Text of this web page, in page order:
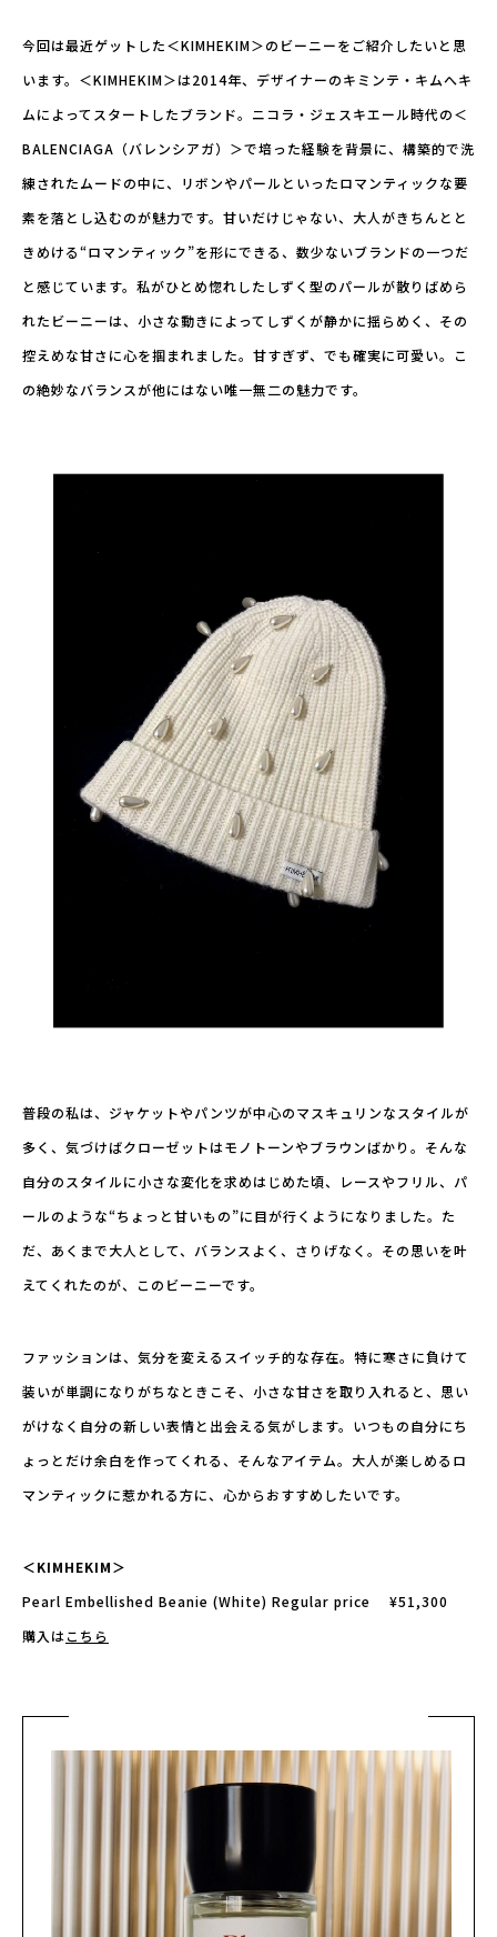
今回は最近ゲットした＜KIMHEKIM＞のビーニーをご紹介したいと思
います。＜KIMHEKIM＞は2014年、デザイナーのキミンテ・キムへキ
ムによってスタートしたブランド。ニコラ・ジェスキエール時代の＜
BALENCIAGA（バレンシアガ）＞で培った経験を背景に、構築的で洗
練されたムードの中に、リボンやパールといったロマンティックな要
素を落とし込むのが魅力です。甘いだけじゃない、大人がきちんとと
きめける“ロマンティック”を形にできる、数少ないブランドの一つだ
と感じています。私がひとめ惚れしたしずく型のパールが散りばめら
れたビーニーは、小さな動きによってしずくが静かに揺らめく、その
控えめな甘さに心を掴まれました。甘すぎず、でも確実に可愛い。こ
の絶妙なバランスが他にはない唯一無二の魅力です。
普段の私は、ジャケットやパンツが中心のマスキュリンなスタイルが
多く、気づけばクローゼットはモノトーンやブラウンばかり。そんな
自分のスタイルに小さな変化を求めはじめた頃、レースやフリル、パ
ールのような“ちょっと甘いもの”に目が行くようになりました。た
だ、あくまで大人として、バランスよく、さりげなく。その思いを叶
えてくれたのが、このビーニーです。
ファッションは、気分を変えるスイッチ的な存在。特に寒さに負けて
装いが単調になりがちなときこそ、小さな甘さを取り入れると、思い
がけなく自分の新しい表情と出会える気がします。いつもの自分にち
ょっとだけ余白を作ってくれる、そんなアイテム。大人が楽しめるロ
マンティックに惹かれる方に、心からおすすめしたいです。
＜KIMHEKIM＞
Pearl Embellished Beanie (White) Regular price ¥51,300
購入はこちら